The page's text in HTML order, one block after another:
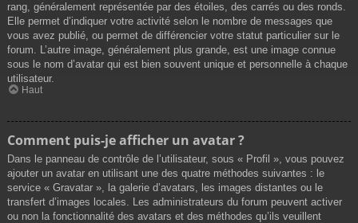
rang, généralement représentée par des étoiles, des carrés ou des ronds.
Elle permet d’indiquer votre activité selon le nombre de messages que
vous avez publié, ou permet de différencier votre statut particulier sur le
forum. L’autre image, généralement plus grande, est une image connue
sous le nom d’avatar qui est bien souvent unique et personnelle à chaque
utilisateur.
Haut
Comment puis-je afficher un avatar ?
Dans le panneau de contrôle de l’utilisateur, sous « Profil », vous pouvez
ajouter un avatar en utilisant une des quatre méthodes suivantes : le
service « Gravatar », la galerie d’avatars, les images distantes ou le
transfert d’images locales. Les administrateurs du forum peuvent activer
ou non la fonctionnalité des avatars et des méthodes qu’ils veuillent